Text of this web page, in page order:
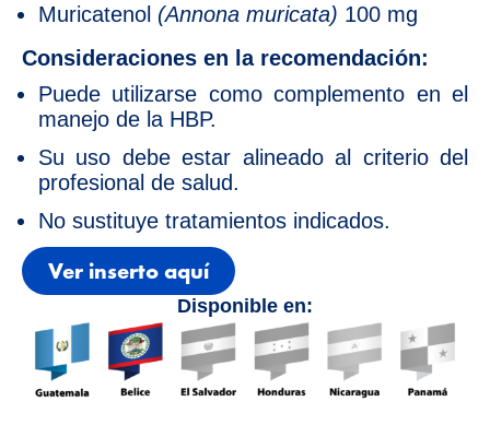
Muricatenol (Annona muricata) 100 mg
Consideraciones en la recomendación:
Puede utilizarse como complemento en el
manejo de la HBP.
Su uso debe estar alineado al criterio del
profesional de salud.
No sustituye tratamientos indicados.
Ver inserto aquí
Disponible en: